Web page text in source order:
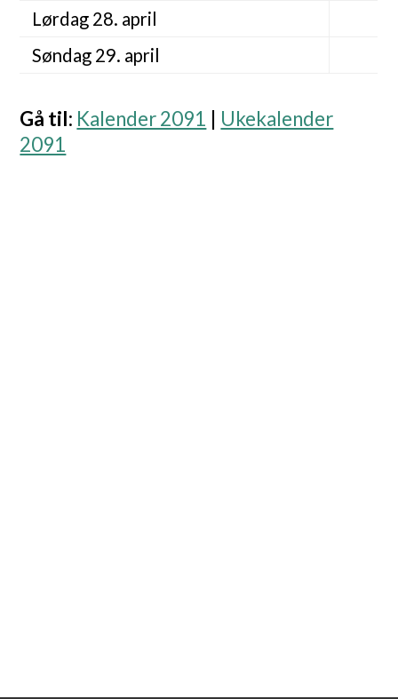
Lørdag 28. april
Søndag 29. april
Gå til: Kalender 2091
Ukekalender
2091